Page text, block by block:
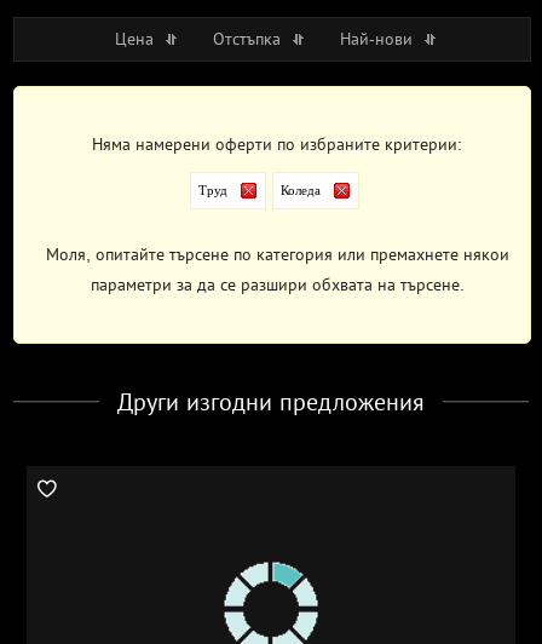
Цена Отстъпка Най-нови
Няма намерени оферти по избраните критерии:
Труд Коледа
Моля, опитайте търсене по категория или премахнете някои
параметри за да се разшири обхвата на търсене.
Други изгодни предложения